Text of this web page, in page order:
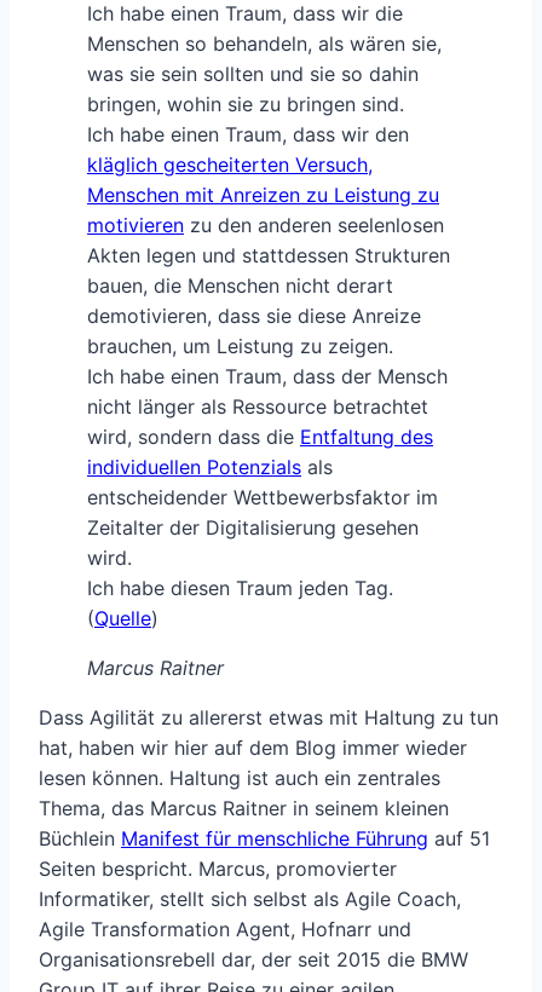
Ich habe einen Traum, dass wir die
Menschen so behandeln, als wären sie,
was sie sein sollten und sie so dahin
bringen, wohin sie zu bringen sind.
Ich habe einen Traum, dass wir den
kläglich gescheiterten Versuch,
Menschen mit Anreizen zu Leistung zu
motivieren zu den anderen seelenlosen
Akten legen und stattdessen Strukturen
bauen, die Menschen nicht derart
demotivieren, dass sie diese Anreize
brauchen, um Leistung zu zeigen.
Ich habe einen Traum, dass der Mensch
nicht länger als Ressource betrachtet
wird, sondern dass die Entfaltung des
individuellen Potenzials als
entscheidender Wettbewerbsfaktor im
Zeitalter der Digitalisierung gesehen
wird.
Ich habe diesen Traum jeden Tag.
(Quelle)
Marcus Raitner
Dass Agilität zu allererst etwas mit Haltung zu tun
hat, haben wir hier auf dem Blog immer wieder
lesen können. Haltung ist auch ein zentrales
Thema, das Marcus Raitner in seinem kleinen
Büchlein Manifest für menschliche Führung auf 51
Seiten bespricht. Marcus, promovierter
Informatiker, stellt sich selbst als Agile Coach,
Agile Transformation Agent, Hofnarr und
Organisationsrebell dar, der seit 2015 die BMW